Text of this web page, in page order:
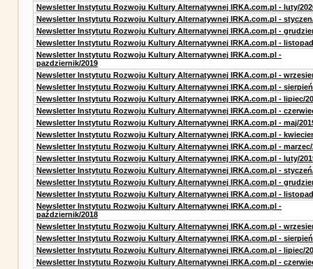
Newsletter Instytutu Rozwoju Kultury Alternatywnej IRKA.com.pl - luty/
Newsletter Instytutu Rozwoju Kultury Alternatywnej IRKA.com.pl -
Newsletter Instytutu Rozwoju Kultury Alternatywnej IRKA.com.pl -
Newsletter Instytutu Rozwoju Kultury Alternatywnej IRKA.com.pl -
Newsletter Instytutu Rozwoju Kultury Alternatywnej IRKA.com.pl -
pazdziernik/2019
Newsletter Instytutu Rozwoju Kultury Alternatywnej IRKA.com.pl -
Newsletter Instytutu Rozwoju Kultury Alternatywnej IRKA.com.pl -
Newsletter Instytutu Rozwoju Kultury Alternatywnej IRKA.com.pl - lipiec/
Newsletter Instytutu Rozwoju Kultury Alternatywnej IRKA.com.pl -
Newsletter Instytutu Rozwoju Kultury Alternatywnej IRKA.com.pl - maj/
Newsletter Instytutu Rozwoju Kultury Alternatywnej IRKA.com.pl -
Newsletter Instytutu Rozwoju Kultury Alternatywnej IRKA.com.pl - marzec/
Newsletter Instytutu Rozwoju Kultury Alternatywnej IRKA.com.pl - luty/
Newsletter Instytutu Rozwoju Kultury Alternatywnej IRKA.com.pl -
Newsletter Instytutu Rozwoju Kultury Alternatywnej IRKA.com.pl -
Newsletter Instytutu Rozwoju Kultury Alternatywnej IRKA.com.pl -
Newsletter Instytutu Rozwoju Kultury Alternatywnej IRKA.com.pl -
październik/2018
Newsletter Instytutu Rozwoju Kultury Alternatywnej IRKA.com.pl -
Newsletter Instytutu Rozwoju Kultury Alternatywnej IRKA.com.pl -
Newsletter Instytutu Rozwoju Kultury Alternatywnej IRKA.com.pl - lipiec/
Newsletter Instytutu Rozwoju Kultury Alternatywnej IRKA.com.pl -